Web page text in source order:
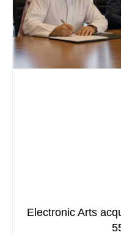
Electronic Arts